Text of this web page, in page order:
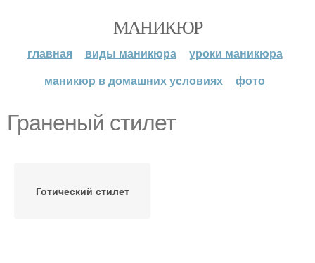
МАНИКЮР
главная виды маникюра
уроки маникюра
маникюр в домашних условиях
фото
Граненый стилет
Готический стилет